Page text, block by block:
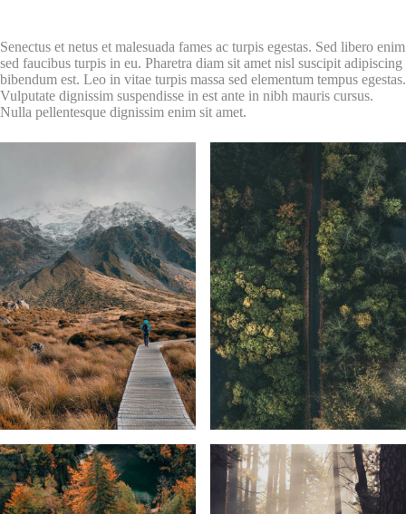
Senectus et netus et malesuada fames ac turpis egestas. Sed libero enim
sed faucibus turpis in eu. Pharetra diam sit amet nisl suscipit adipiscing
bibendum est. Leo in vitae turpis massa sed elementum tempus egestas.
Vulputate dignissim suspendisse in est ante in nibh mauris cursus.
Nulla pellentesque dignissim enim sit amet.